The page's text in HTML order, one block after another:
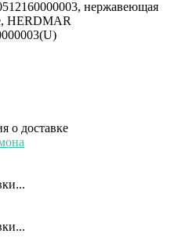
нержавеющая
HERDMAR
о доставке